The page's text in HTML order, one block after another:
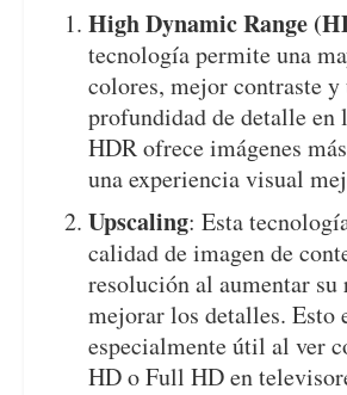
High Dynamic Range
tecnología permite una
colores, mejor contraste y
profundidad de detalle en
HDR ofrece imágenes
una experiencia visual
Upscaling: Esta
calidad de imagen de
resolución al aumentar
mejorar los detalles. Esto
especialmente útil al ver
HD o Full HD en